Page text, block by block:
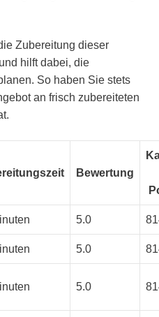
Zubereitung dieser
und hilft dabei, die
So haben Sie stets
an frisch zubereiteten
Bewertung
5.0
5.0
5.0